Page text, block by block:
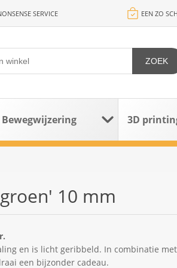
SERVICE EEN ZO
ZOEK
Bewegwijzering 3D
10 mm
en is licht geribbeld. In combinatie
een bijzonder cadeau.